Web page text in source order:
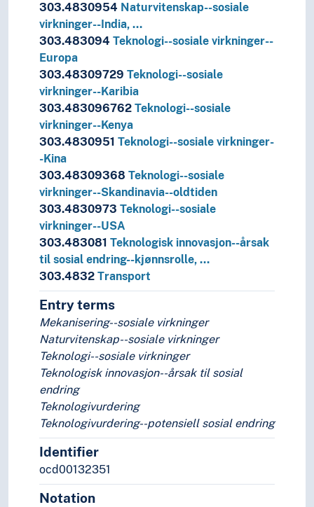
303.4830954 Naturvitenskap--sosiale
virkninger--India, …
303.483094 Teknologi--sosiale virkninger--
Europa
303.48309729 Teknologi--sosiale
virkninger--Karibia
303.483096762 Teknologi--sosiale
virkninger--Kenya
303.4830951 Teknologi--sosiale virkninger-
-Kina
303.48309368 Teknologi--sosiale
virkninger--Skandinavia--oldtiden
303.4830973 Teknologi--sosiale
virkninger--USA
303.483081 Teknologisk innovasjon--årsak
til sosial endring--kjønnsrolle, …
303.4832 Transport
Entry terms
Mekanisering--sosiale virkninger
Naturvitenskap--sosiale virkninger
Teknologi--sosiale virkninger
Teknologisk innovasjon--årsak til sosial
endring
Teknologivurdering
Teknologivurdering--potensiell sosial endring
Identifier
ocd00132351
Notation